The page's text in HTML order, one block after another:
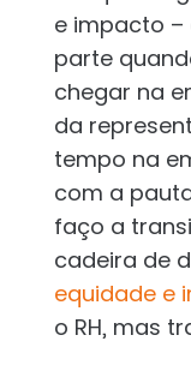
e impacto
parte
chegar na
da
tempo na
com a
faço a
cadeira de
equidade e
o RH, mas